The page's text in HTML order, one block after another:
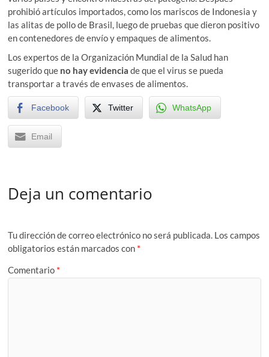
prohibió artículos importados, como los mariscos de Indonesia y
las alitas de pollo de Brasil, luego de pruebas que dieron positivo
en contenedores de envío y empaques de alimentos.
Los expertos de la Organización Mundial de la Salud han
sugerido que no hay evidenciade que el virus se pueda
transportar a través de envases de alimentos.
Facebook Twitter WhatsApp
Email
Deja un comentario
Tu dirección de correo electrónico no será publicada. Los campos
obligatorios están marcados con *
Comentario *